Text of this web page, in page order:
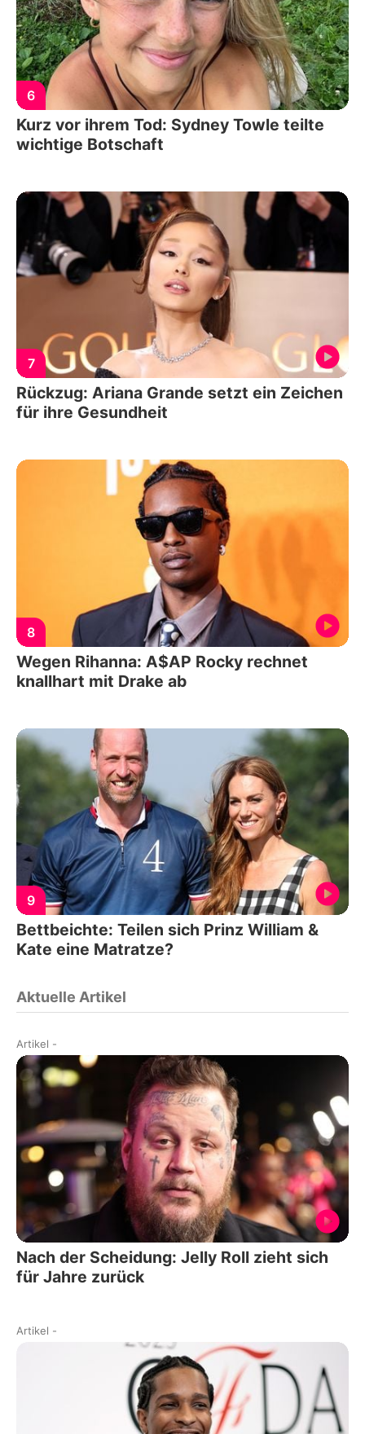
6
Kurz vor ihrem Tod: Sydney Towle teilte
wichtige Botschaft
7
Rückzug: Ariana Grande setzt ein Zeichen
für ihre Gesundheit
8
Wegen Rihanna: A$AP Rocky rechnet
knallhart mit Drake ab
9
Bettbeichte: Teilen sich Prinz William &
Kate eine Matratze?
Aktuelle Artikel
Artikel -
Nach der Scheidung: Jelly Roll zieht sich
für Jahre zurück
Artikel -